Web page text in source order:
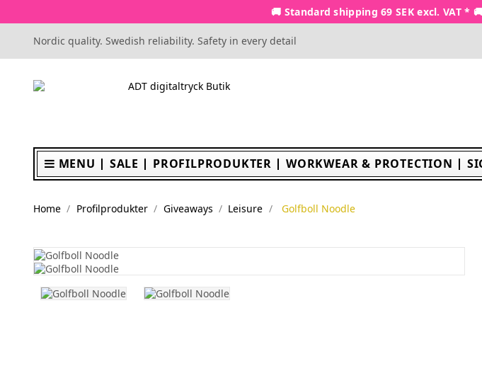
🚚 Standard shipping 69 SEK excl. VAT *
Nordic quality. Swedish reliability. Safety in every detail
MENU SALE PROFILPRODUKTER WORKWEAR & PROTECTION
Home Profilprodukter Giveaways Leisure Golfboll Noodle